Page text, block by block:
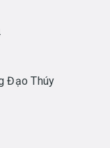
Đạo Thúy